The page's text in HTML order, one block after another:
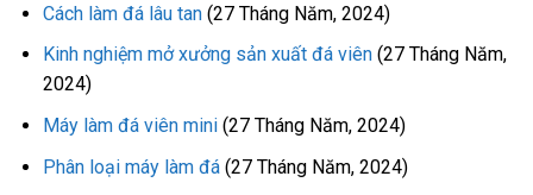
Cách làm đá lâu tan (27 Tháng Năm, 2024)
Kinh nghiệm mở xưởng sản xuất đá viên (27 Tháng Năm,
2024)
Máy làm đá viên mini (27 Tháng Năm, 2024)
Phân loại máy làm đá (27 Tháng Năm, 2024)